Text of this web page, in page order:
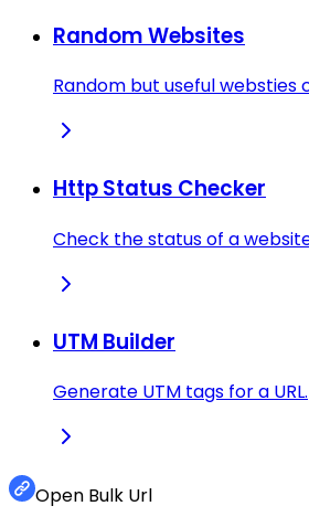
Random Websites
Random but useful websties
Http Status Checker
Check the status of a
UTM Builder
Generate UTM tags for a URL.
Open Bulk Url